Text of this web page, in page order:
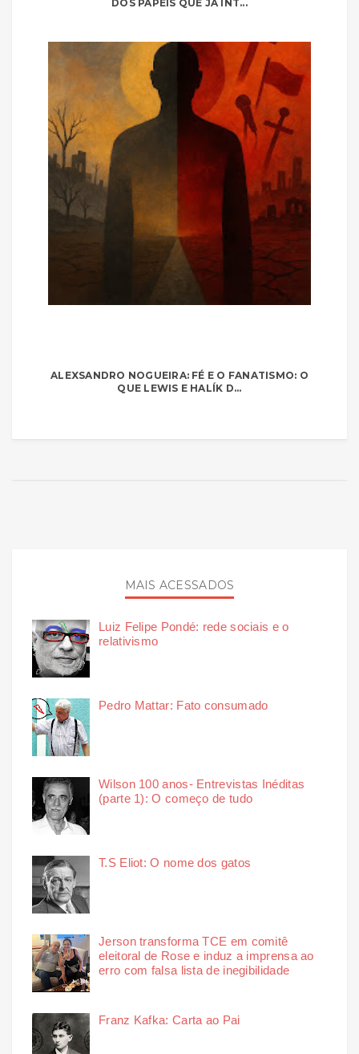
DOS PAPÉIS QUE JÁ INT...
ALEXSANDRO NOGUEIRA: FÉ E O FANATISMO: O
QUE LEWIS E HALÍK D...
MAIS ACESSADOS
Luiz Felipe Pondé: rede sociais e o
relativismo
Pedro Mattar: Fato consumado
Wilson 100 anos- Entrevistas Inéditas
(parte 1): O começo de tudo
T.S Eliot: O nome dos gatos
Jerson transforma TCE em comitê
eleitoral de Rose e induz a imprensa ao
erro com falsa lista de inegibilidade
Franz Kafka: Carta ao Pai